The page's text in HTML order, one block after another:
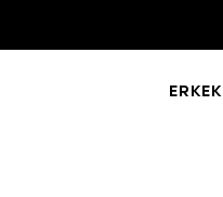
ERKEK